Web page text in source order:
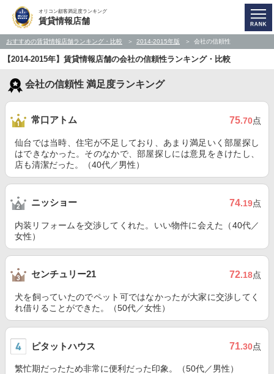
オリコン顧客満足度ランキング
賃貸情報店舗
おすすめの賃貸情報店舗ランキング・比較 2014-2015年版 会社の信頼性
【2014-2015年】賃貸情報店舗の会社の信頼性ランキング・比較
会社の信頼性 満足度ランキング
常口アトム 75.70点
仙台では当時、住宅が不足しており、あまり満足いく部屋探し
はできなかった。そのなかで、部屋探しには意見をきけたし、
店も清潔だった。（40代／男性）
ニッショー 74.19点
内装リフォームを交渉してくれた。いい物件に会えた（40代／
女性）
センチュリー21 72.18点
犬を飼っていたのでペット可ではなかったが大家に交渉してく
れ借りることができた。（50代／女性）
ピタットハウス 71.30点
繁忙期だったため非常に便利だった印象。（50代／男性）